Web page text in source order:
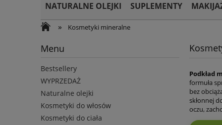
NATURALNE OLEJKI SUPLEMENTY
»
Kosmetyki mineralne
Menu
Bestsellery
WYPRZEDAŻ
Naturalne olejki
Kosmetyki do włosów
Kosmetyki do ciała
Podkład
formuła
bez
skłonnej
oczu,